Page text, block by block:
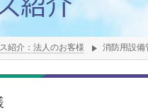
紹介：法人のお客様 消防用設備